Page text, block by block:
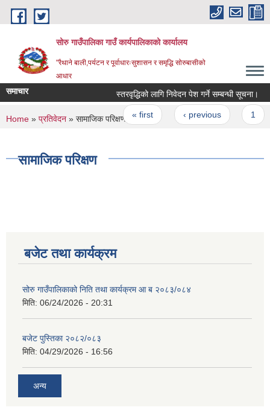
Skip to main content
सोरु गाउँपालिका गाउँ कार्यपालिकाको कार्यालय
"रैथाने बाली,पर्यटन र पूर्वाधारःसुशासन र समृद्धि सोरुबासीको
आधार
समाचार स्तरवृद्धिको लागि निवेदन पेश गर्ने सम्बन्धी सूचना।
Pages
« first ‹ previous
You are here
Home » प्रतिवेदन » सामाजिक परिक्षण
सामाजिक परिक्षण
बजेट तथा कार्यक्रम
सोरु गाउँपालिकाको निति तथा कार्यक्रम आ ब २०८३/०८४
मिति: 06/24/2026 - 20:31
बजेट पुस्तिका २०८२/०८३
मिति: 04/29/2026 - 16:56
अन्य